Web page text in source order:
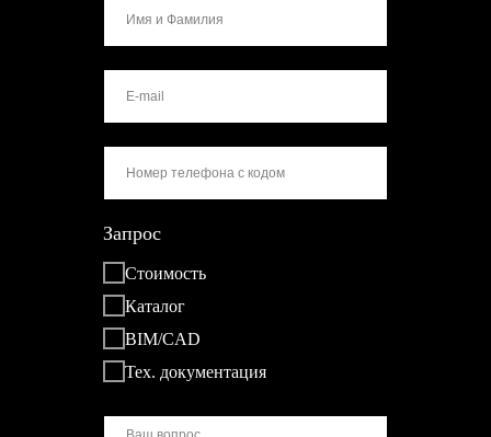
Запрос
Стоимость
Каталог
BIM/CAD
Тех. документация